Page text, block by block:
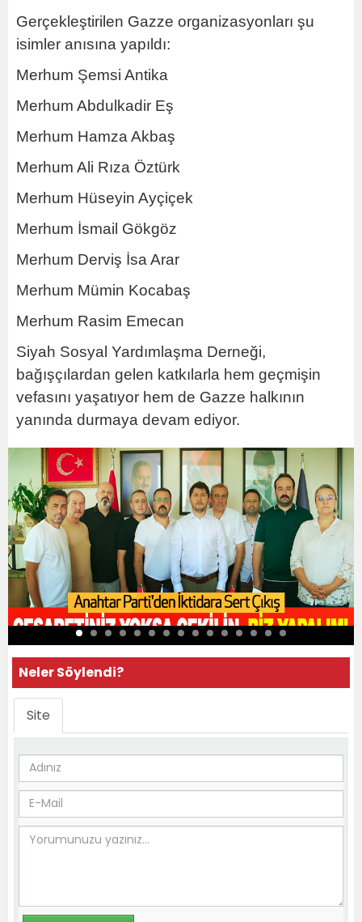
Gerçekleştirilen Gazze organizasyonları şu
isimler anısına yapıldı:
Merhum Şemsi Antika
Merhum Abdulkadir Eş
Merhum Hamza Akbaş
Merhum Ali Rıza Öztürk
Merhum Hüseyin Ayçiçek
Merhum İsmail Gökgöz
Merhum Derviş İsa Arar
Merhum Mümin Kocabaş
Merhum Rasim Emecan
Siyah Sosyal Yardımlaşma Derneği,
bağışçılardan gelen katkılarla hem geçmişin
vefasını yaşatıyor hem de Gazze halkının
yanında durmaya devam ediyor.
Neler Söylendi?
Site